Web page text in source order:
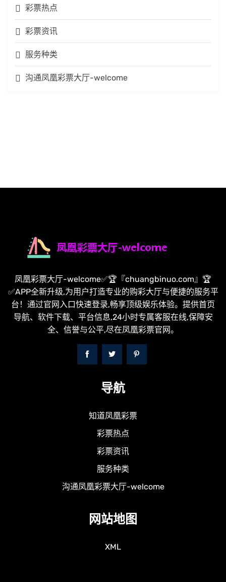
彩票热点
彩票资讯
服务种类
沟通凤凰彩票大厅-welcome
凤凰彩票大厅-welcome✅🏆『chuangbinuo.com』🏆
✅APP全新升级,为用户打造专业的购彩大厅与便捷的服务平
台！通过官网入口快速登录,畅享顶级娱乐体验。提供首页
导航、软件下载、平台信息,24小时专属客服在线,保障安
全、信誉与公平,尽在凤凰彩票官网。
导航
知道凤凰彩票
彩票热点
彩票资讯
服务种类
沟通凤凰彩票大厅-welcome
网站地图
XML